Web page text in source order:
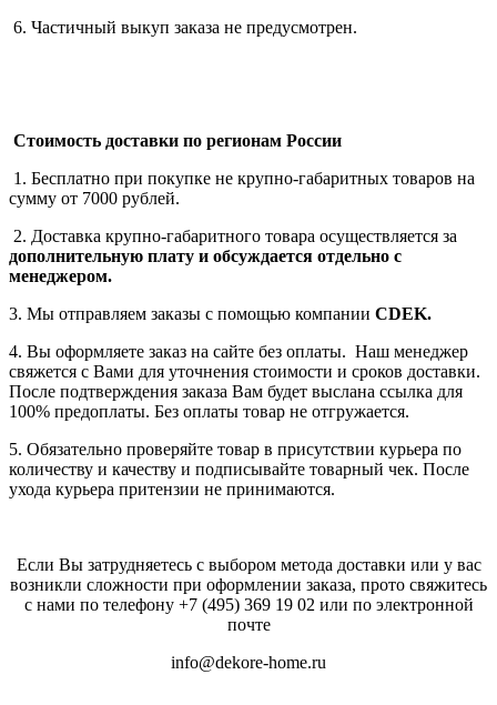
6. Частичный выкуп заказа не предусмотрен.
Стоимость доставки по регионам России
1. Бесплатно при покупке не крупно-габаритных товаров на
сумму от 7000 рублей.
2. Доставка крупно-габаритного товара осуществляется за
дополнительную плату и обсуждается отдельно с
менеджером.
3. Мы отправляем заказы с помощью компании СDEK.
4. Вы оформляете заказ на сайте без оплаты. Наш менеджер
свяжется с Вами для уточнения стоимости и сроков доставки.
После подтверждения заказа Вам будет выслана ссылка для
100% предоплаты. Без оплаты товар не отгружается.
5. Обязательно проверяйте товар в присутствии курьера по
количеству и качеству и подписывайте товарный чек. После
ухода курьера притензии не принимаются.
Если Вы затрудняетесь с выбором метода доставки или у вас
возникли сложности при оформлении заказа, прото свяжитесь
с нами по телефону +7 (495) 369 19 02 или по электронной
почте
info@dekore-home.ru